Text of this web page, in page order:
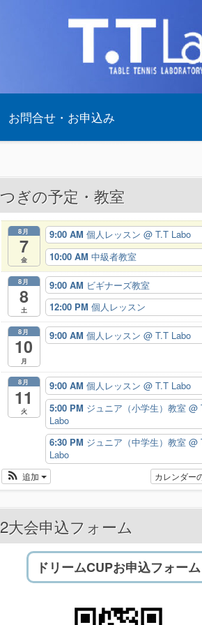
お問合せ・お申込み
つぎの予定・教室
8月
7
金
9:00 AM 個人レッスン @ T.T Labo
10:00 AM 中級者教室
8月
8
土
9:00 AM ビギナーズ教室
12:00 PM 個人レッスン
8月
10
月
9:00 AM 個人レッスン @ T.T Labo
8月
11
火
9:00 AM 個人レッスン @ T.T Labo
5:00 PM ジュニア（小学生）教室 @
Labo
6:30 PM ジュニア（中学生）教室 @
Labo
カレンダー
追加
2大会申込フォーム
ドリームCUPお申込フォーム